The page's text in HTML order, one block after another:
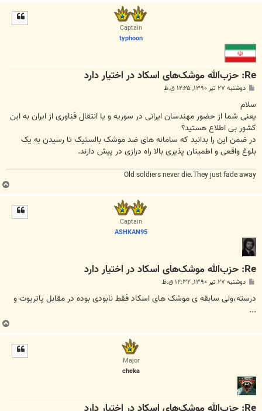
Captain
typhoon
Re: حزب‌الله موشک‌های اسکاد در اختیار دارد
ت
دوشنبه ۲۷ تیر ۱۳۹۰, ۱۲:۲۵ ق.ظ
سلام
یعنی شما از حضور مهندسان ایرانی در سوریه و یا انتقال فناوری از ایران به این
کشور بی اطلاع هستید؟
در ضمن این را بدانید که سامانه های ضد موشک بالستیک تا رسیدن به یک
بلوغ واقعی و اطمینان پذیری بالا راه درازی در پیش دارند.
Old soldiers never die.They just fade away
Captain
ASHKAN95
Re: حزب‌الله موشک‌های اسکاد در اختیار دارد
ت
دوشنبه ۲۷ تیر ۱۳۹۰, ۱۲:۳۲ ق.ظ
درسته،ولی سابقه ی موشک های اسکاد فقط نابودی بوده در مقابل پاتریوت و
...
Major
cheka